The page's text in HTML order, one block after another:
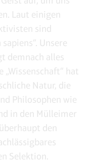
Laut einigen
sind
Unsere
demnach alles
„Wissenschaft“ hat
Natur, die
Philosophen wie
in den Mülleimer
den
Selektion.